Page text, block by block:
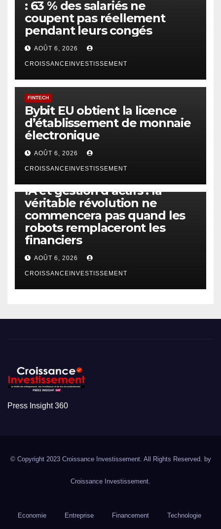
: 63 % des salariés ne
coupent pas réellement
pendant leurs congés
AOÛT 6, 2026
CROISSANCEINVESTISSEMENT
FINTECH
Bybit EU obtient la licence
d’établissement de monnaie
électronique
AOÛT 6, 2026
CROISSANCEINVESTISSEMENT
IA et gestion d’actifs : la
véritable révolution ne
commencera pas quand les
robots remplaceront les
financiers
AOÛT 6, 2026
CROISSANCEINVESTISSEMENT
Press Insight 360
© Copyright 2023 Croissance Investissement. All Rights Reserved. by
Croissance Investissement.
Economie Entreprise Financement Technologie